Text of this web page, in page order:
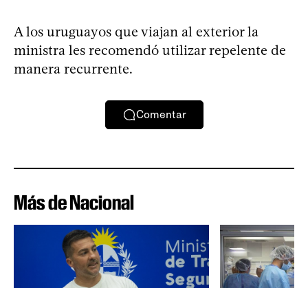
A los uruguayos que viajan al exterior la
ministra les recomendó utilizar repelente de
manera recurrente.
Comentar
Más de Nacional